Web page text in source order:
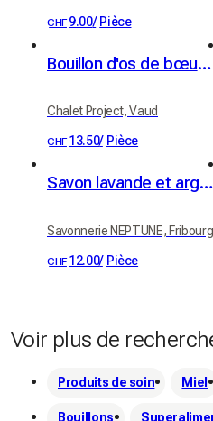
CHF 9.00/ Pièce
Bouillon d'os de bœuf bio
Chalet Project, Vaud
CHF 13.50/ Pièce
Savon lavande et argile blanche - bio
Savonnerie NEPTUNE, Fribourg
CHF 12.00/ Pièce
Voir plus de
Produits de soin Miel
Bouillons